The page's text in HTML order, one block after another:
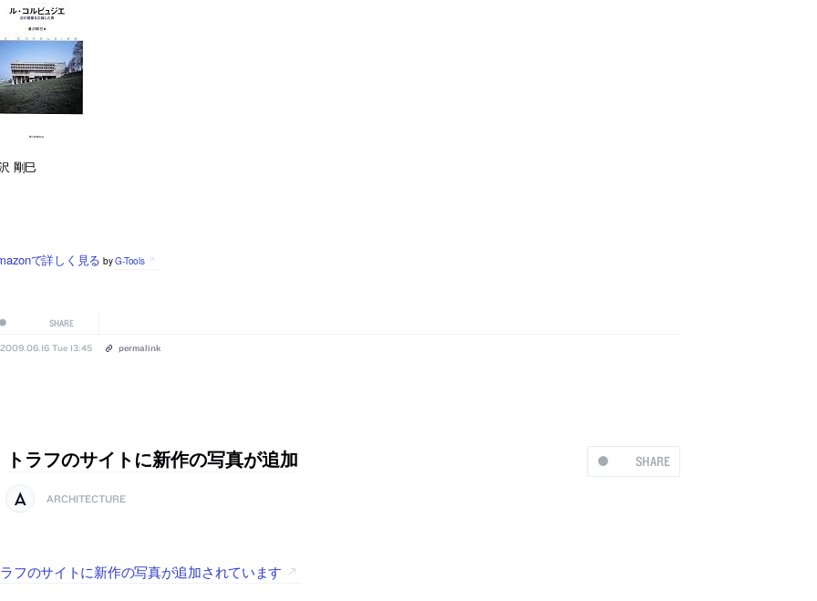
剛巳
で詳しく見る byG-Tools
SHARE
2009.06.16 Tue 13:45 permalink
SHARE
トラフのサイトに新作の写真が追加
ARCHITECTURE
フのサイトに新作の写真が追加されています